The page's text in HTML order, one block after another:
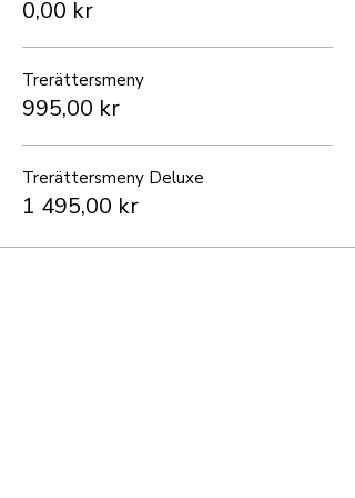
0,00 kr
Trerättersmeny
995,00 kr
Trerättersmeny Deluxe
1 495,00 kr